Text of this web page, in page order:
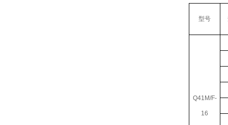
型号
Q41M/F-
16